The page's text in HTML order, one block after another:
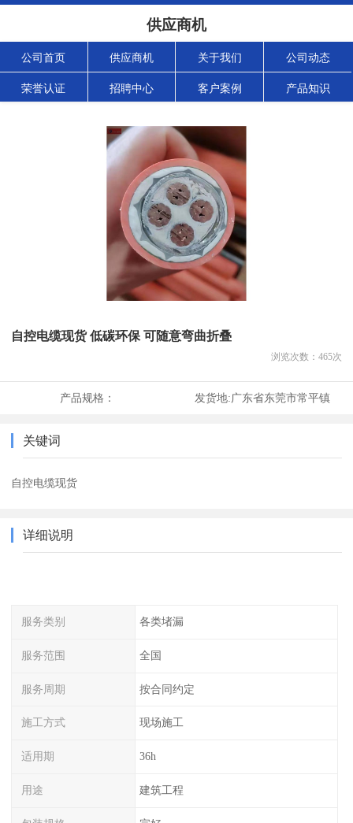
供应商机
公司首页 供应商机 关于我们 公司动态
荣誉认证 招聘中心 客户案例 产品知识
自控电缆现货 低碳环保 可随意弯曲折叠
浏览次数： 465次
产品规格： 发货地:广东省东莞市常平镇
关键词
自控电缆现货
详细说明
服务类别 各类堵漏
服务范围 全国
服务周期 按合同约定
施工方式 现场施工
适用期 36h
用途 建筑工程